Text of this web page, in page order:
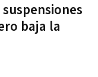
baja la